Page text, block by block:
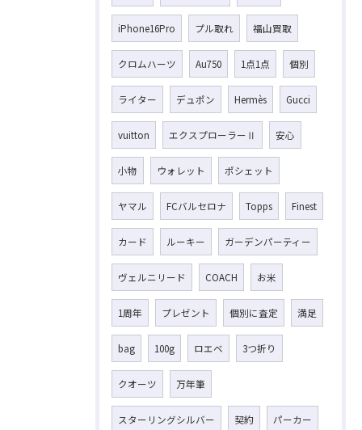
iPhone16Pro プル取れ 福山買取
クロムハーツ Au750 1点1点 個別
ライター デュポン Hermès Gucci
vuitton エクスプローラーⅡ 安心
小物 ウォレット ポシェット
ヤマル FCバルセロナ Topps Finest
カード ルーキー ガーデンパーティー
ヴェルニリード COACH お米
1周年 プレゼント 個別に査定 満足
bag 100g ロエベ 3つ折り
クオーツ 万年筆
スターリングシルバー 契約 パーカー